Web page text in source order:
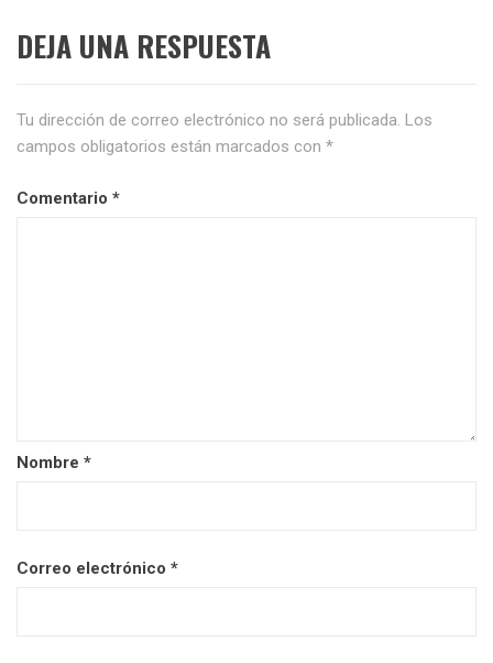
DEJA UNA RESPUESTA
Tu dirección de correo electrónico no será publicada. Los
campos obligatorios están marcados con *
Comentario *
Nombre *
Correo electrónico *